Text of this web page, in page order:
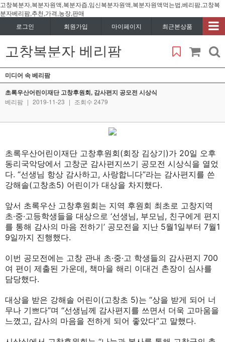
고창복분자,복분자원액,복분자즙,임신복분자원액,복분자원액먹는법,베리팜,고창복
분자베리팜,추천,가격,농장,판매
로그인
회원가입 마이페이지 최근본상품
고창복분자 베리팜
미디어 속 베리팜
초록우산어린이재단 고창후원회, 감사편지 공모전 시상식
베리팜 | 2019-11-23 | 조회수 2479
초록우산어린이재단 고창후원회(회장 김상기)가 20일 오후
동리국악당에서 고창군 감사편지쓰기 공모전 시상식을 열었
다. “선생님 항상 감사하고, 사랑합니다”라는 감사편지를 쓴
강해솔(고창초5) 어린이가 대상을 차지했다.
앞서 초록우산 고창후원회는 지역 후원회 최초로 고창지역
초·중·고등학생들을 대상으로 ‘선생님, 부모님, 친구에게 편지
를 통해 감사의 마음 전하기’ 공모전을 지난 5월1일부터 7월1
9일까지 진행했다.
이번 공모전에는 고창 관내 초·중·고 학생들의 감사편지 700
여 편이 제출된 가운데, 책마을 해리 이대건 촌장이 심사를
담당했다.
대상을 받은 강해솔 어린이(고창초 5)는 “상을 받게 되어 너
무나 기쁘다”며 “선생님께 감사편지를 쓰면서 더욱 고마움을
느꼈고, 감사의 마음을 전하게 되어 좋았다”고 말했다.